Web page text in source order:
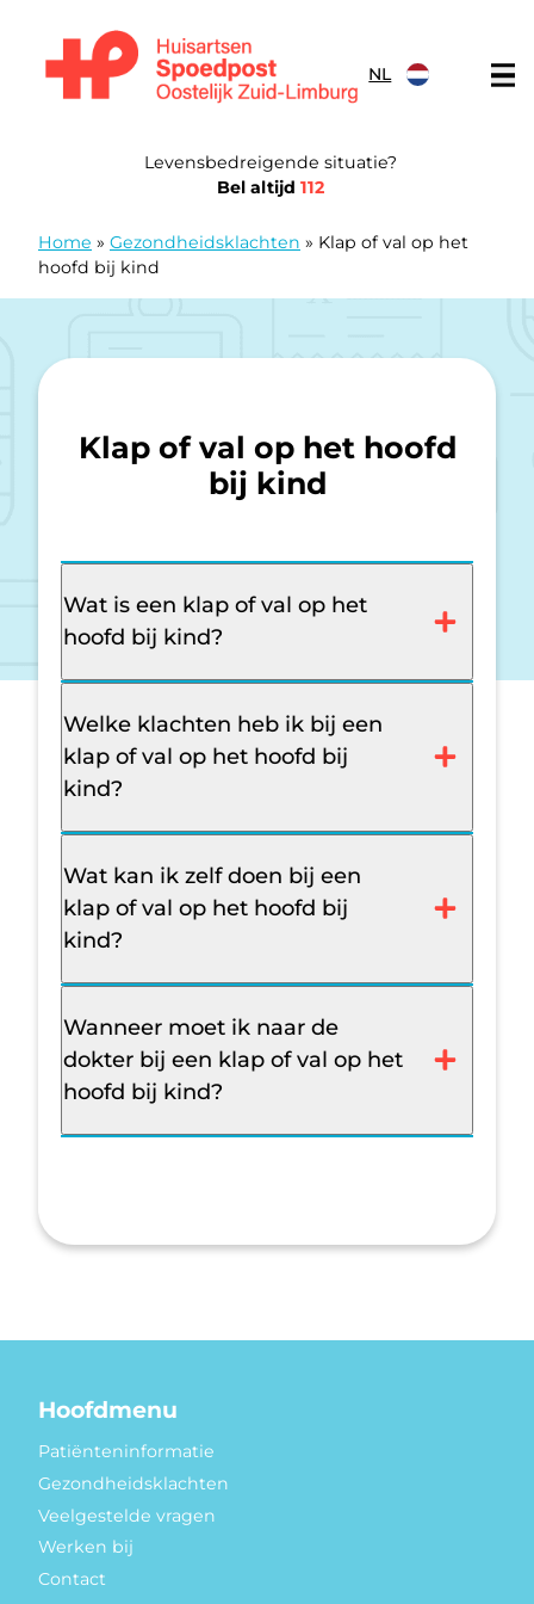
NL
Levensbedreigende situatie?
Bel altijd 112
Home » Gezondheidsklachten » Klap of val op het
hoofd bij kind
Klap of val op het hoofd
bij kind
Wat is een klap of val op het
hoofd bij kind?
Welke klachten heb ik bij een
klap of val op het hoofd bij
kind?
Wat kan ik zelf doen bij een
klap of val op het hoofd bij
kind?
Wanneer moet ik naar de
dokter bij een klap of val op het
hoofd bij kind?
Hoofdmenu
Patiënteninformatie
Gezondheidsklachten
Veelgestelde vragen
Werken bij
Contact